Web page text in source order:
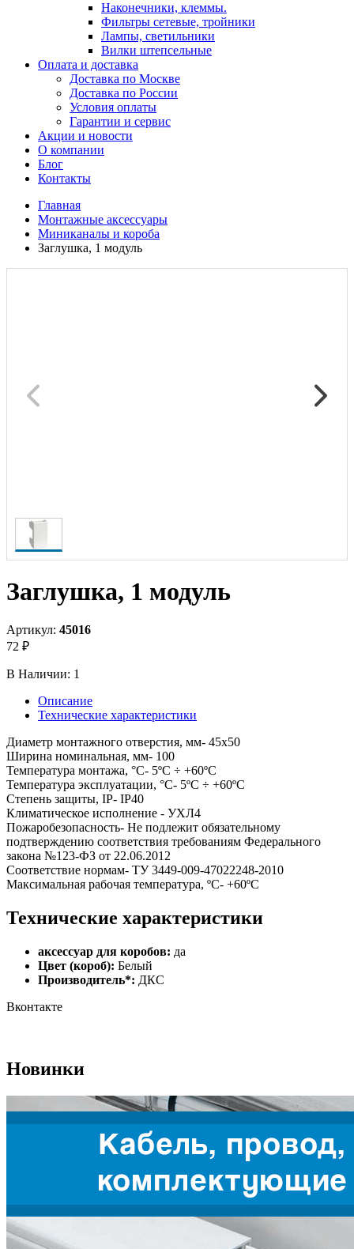
Наконечники, клеммы.
Фильтры сетевые, тройники
Лампы, светильники
Вилки штепсельные
Оплата и доставка
Доставка по Москве
Доставка по России
Условия оплаты
Гарантии и сервис
Акции и новости
О компании
Блог
Контакты
Главная
Монтажные аксессуары
Миниканалы и короба
Заглушка, 1 модуль
Заглушка, 1 модуль
Артикул: 45016
72 ₽
В Наличии: 1
Описание
Технические характеристики
Диаметр монтажного отверстия, мм- 45х50
Ширина номинальная, мм- 100
Температура монтажа, °С- 5ºС ÷ +60ºС
Температура эксплуатации, °С- 5ºС ÷ +60ºС
Степень защиты, IP- IP40
Климатическое исполнение - УХЛ4
Пожаробезопасность- Не подлежит обязательному
подтверждению соответствия требованиям Федерального
закона №123-ФЗ от 22.06.2012
Соответствие нормам- ТУ 3449-009-47022248-2010
Максимальная рабочая температура, ºС- +60ºС
Технические характеристики
аксессуар для коробов: да
Цвет (короб): Белый
Производитель*: ДКС
Вконтакте
Новинки